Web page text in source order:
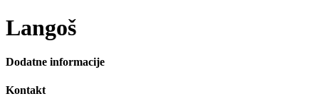
Langoš
Dodatne informacije
Kontakt